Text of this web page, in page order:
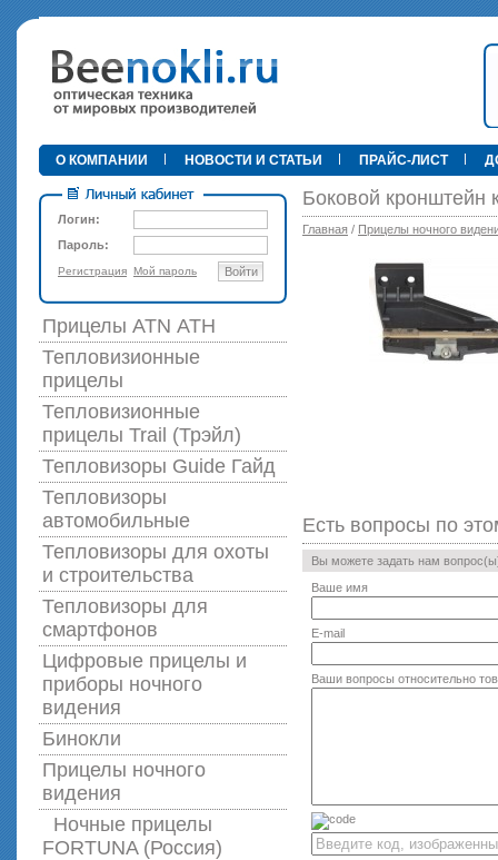
•
О КОМПАНИИ НОВОСТИ И СТАТЬИ ПРАЙС-ЛИСТ
Логин:
Пароль:
Регистрация Мой пароль Войти
Прицелы ATN АТН
Тепловизионные
прицелы
Тепловизионные
прицелы Trail (Трэйл)
Тепловизоры Guide Гайд
Тепловизоры
автомобильные
Тепловизоры для охоты
и строительства
Тепловизоры для
смартфонов
Цифровые прицелы и
приборы ночного
видения
Бинокли
Прицелы ночного
видения
Ночные прицелы
FORTUNA (Россия)
Боковой кронштейн
Главная / Прицелы ночного
Есть вопросы по
Вы можете задать нам
Ваше имя
E-mail
Ваши вопросы относительно